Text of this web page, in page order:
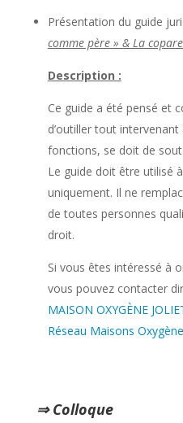
Présentation du guide
comme père » & La
Description :
Ce guide a été pensé et
d’outiller tout intervenant
fonctions, se doit de
Le guide doit être utilisé
uniquement. Il ne
de toutes personnes
droit.
Si vous êtes intéressé à
vous pouvez contacter
MAISON OXYGÈNE
Réseau Maisons Oxygène
⇒ Colloque